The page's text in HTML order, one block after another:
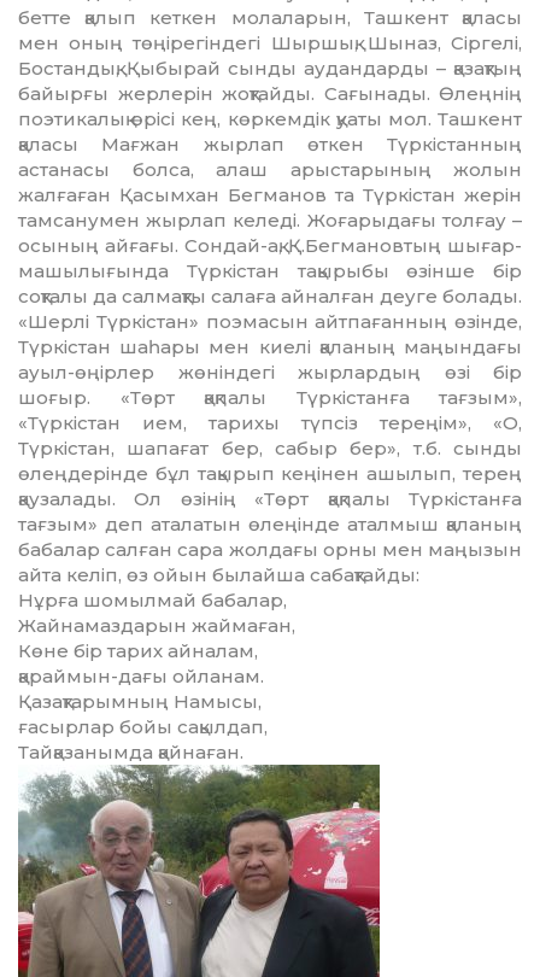
бетте қалып кеткен молаларын, Ташкент қаласы
мен оның төңірегіндегі Шыршық, Шыназ, Сіргелі,
Бостандық, Қыбырай сынды аудандарды – қазақтың
байырғы жерлерін жоқтайды. Сағынады. Өлеңнің
поэтикалық өрісі кең, көркемдік қуаты мол. Ташкент
қаласы Мағжан жырлап өткен Түркістанның
астанасы болса, алаш арыстарының жолын
жалғаған Қасымхан Бегманов та Түркістан жерін
тамсанумен жырлап келеді. Жоғарыдағы толғау –
осының айғағы. Сондай-ақ, Қ.Бегмановтың шығар­
машылығында Түркістан тақырыбы өзінше бір
соқталы да салмақты салаға айналған деуге бо­лады.
«Шерлі Түркістан» поэмасын айтпа­ғанның өзінде,
Түркістан шаһары мен киелі қаланың маңындағы
ауыл-өңірлер жөніндегі жырлардың өзі бір
шоғыр. «Төрт қақпалы Түр­кістанға тағзым»,
«Түркістан ием, тарихы түп­сіз тереңім», «О,
Түркістан, шапағат бер, са­быр бер», т.б. сынды
өлеңдерінде бұл тақы­рып кеңінен ашылып, терең
қаузалады. Ол өзінің «Төрт қақпалы Түркістанға
тағзым» деп аталатын өлеңінде аталмыш қаланың
бабалар салған сара жолдағы орны мен маңызын
айта келіп, өз ойын былайша сабақтайды:
Нұрға шомылмай бабалар,
Жайнамаздарын жаймаған,
Көне бір тарих айналам,
қараймын-дағы ойланам.
Қазақтарымның Намысы,
ғасырлар бойы сақылдап,
Тайқазанымда қайнаған.